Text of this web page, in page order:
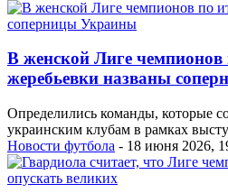
В женской Лиге чемпионов
жеребьевки названы
Определились команды, которые
украинским клубам в рамках
Новости футбола - 18 июня 2026,